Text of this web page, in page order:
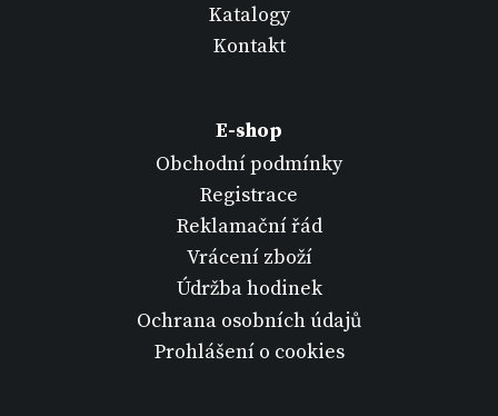
Katalogy
Kontakt
E-shop
Obchodní podmínky
Registrace
Reklamační řád
Vrácení zboží
Údržba hodinek
Ochrana osobních údajů
Prohlášení o cookies